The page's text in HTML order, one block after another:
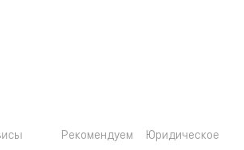
Рекомендуем
Юридическое